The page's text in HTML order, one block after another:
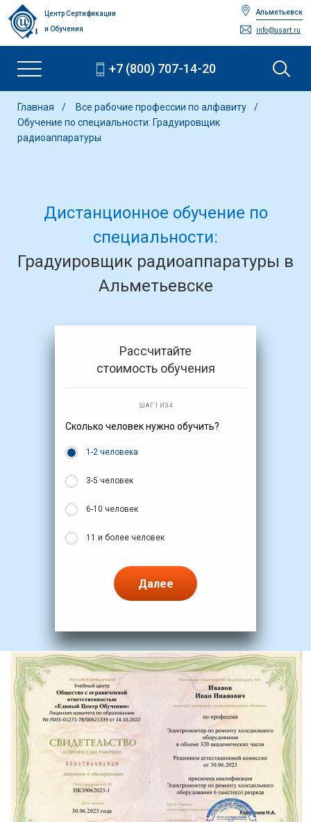
Центр Сертификации
и Обучения
Альметьевск
info@usart.ru
+7 (800) 707-14-20
Главная
Все рабочие профессии по алфавиту
Обучение по специальности: Градуировщик
радиоаппаратуры
Дистанционное обучение по
специальности:
Градуировщик радиоаппаратуры в
Альметьевске
Рассчитайте
стоимость обучения
ШАГ 1 ИЗ 4
Сколько человек нужно обучить?
1-2 человека
3-5 человек
6-10 человек
11 и более человек
Далее